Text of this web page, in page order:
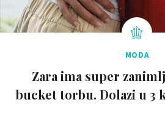
MODA
Zara ima super
bucket torbu. Dolazi u 3